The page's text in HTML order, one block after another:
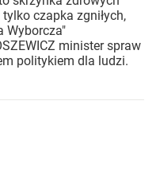
czapka zgniłych,
Wyborcza"
minister spraw
politykiem dla ludzi.